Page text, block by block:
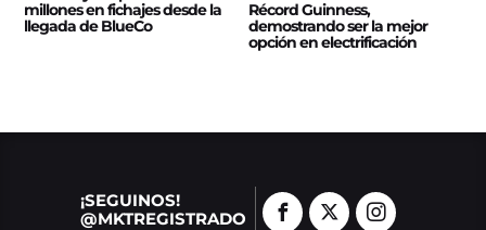
millones en fichajes desde la
llegada de BlueCo
Récord Guinness,
demostrando ser la mejor
opción en electrificación
¡SEGUINOS!
@MKTREGISTRADO